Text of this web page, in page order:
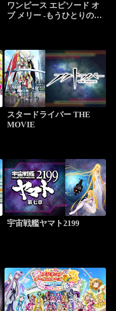
ワンピース エピソード オ
ブ メリー -もうひとりの仲
スタードライバー THE
MOVIE
宇宙戦艦ヤマト2199